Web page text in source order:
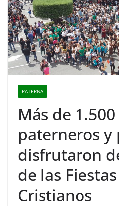
PATERNA
Más de
paterneros y
disfrutaron
de las
Cristianos